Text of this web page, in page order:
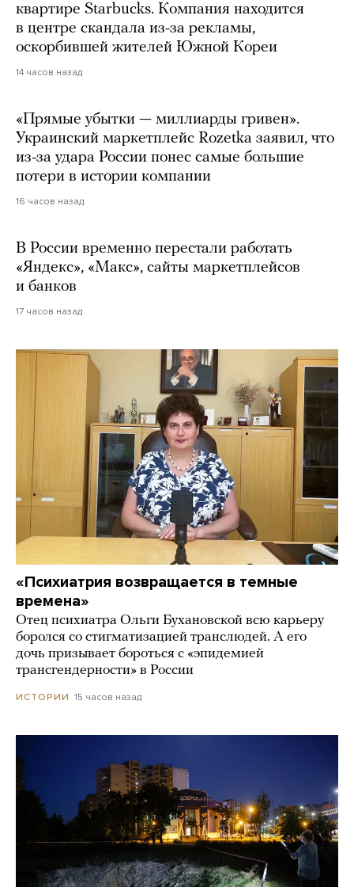
квартире Starbucks. Компания находится
в центре скандала из-за рекламы,
оскорбившей жителей Южной Кореи
14 часов назад
«Прямые убытки — миллиарды гривен».
Украинский маркетплейс Rozetka заявил, что
из-за удара России понес самые большие
потери в истории компании
16 часов назад
В России временно перестали работать
«Яндекс», «Макс», сайты маркетплейсов
и банков
17 часов назад
«Психиатрия возвращается в темные
времена»
Отец психиатра Ольги Бухановской всю карьеру
боролся со стигматизацией транслюдей. А его
дочь призывает бороться с «эпидемией
трансгендерности» в России
ИСТОРИИ 15 часов назад